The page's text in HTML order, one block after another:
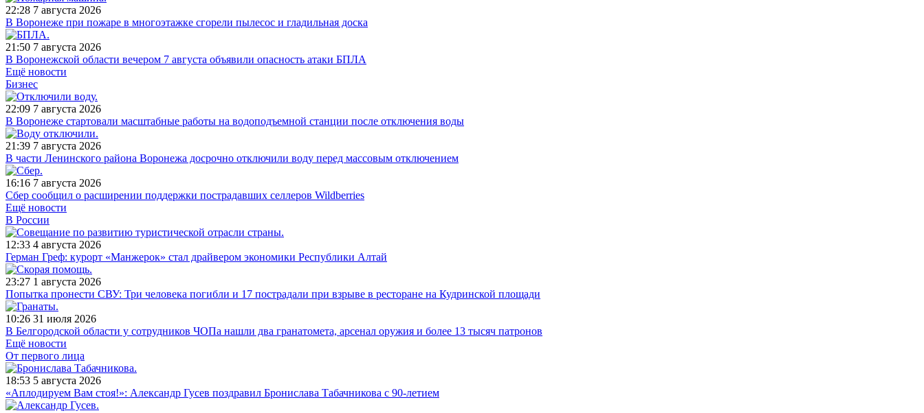
22:28 7 августа 2026
В Воронеже при пожаре в многоэтажке сгорели пылесос и гладильная доска
21:50 7 августа 2026
В Воронежской области вечером 7 августа объявили опасность атаки БПЛА
Ещё новости
Бизнес
22:09 7 августа 2026
В Воронеже стартовали масштабные работы на водоподъемной станции после отключения воды
21:39 7 августа 2026
В части Ленинского района Воронежа досрочно отключили воду перед массовым отключением
16:16 7 августа 2026
Сбер сообщил о расширении поддержки пострадавших селлеров Wildberries
Ещё новости
В России
12:33 4 августа 2026
Герман Греф: курорт «Манжерок» стал драйвером экономики Республики Алтай
23:27 1 августа 2026
Попытка пронести СВУ: Три человека погибли и 17 пострадали при взрыве в ресторане на Кудринской площади
10:26 31 июля 2026
В Белгородской области у сотрудников ЧОПа нашли два гранатомета, арсенал оружия и более 13 тысяч патронов
Ещё новости
От первого лица
18:53 5 августа 2026
«Аплодируем Вам стоя!»: Александр Гусев поздравил Бронислава Табачникова с 90-летием